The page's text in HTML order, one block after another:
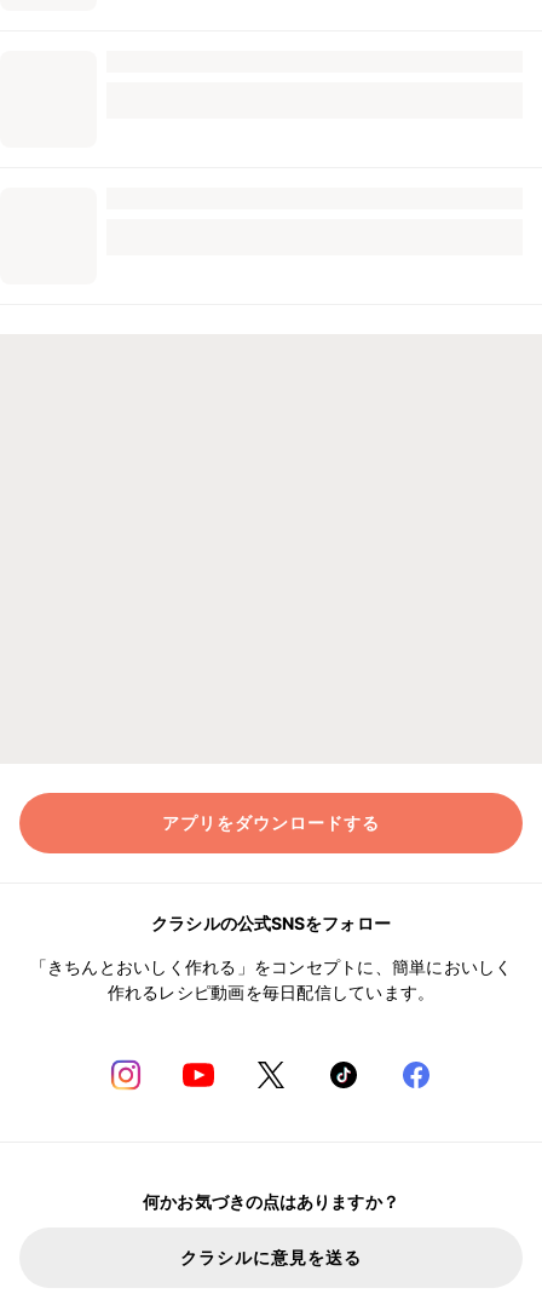
アプリをダウンロードする
クラシルの公式SNSをフォロー
「きちんとおいしく作れる」をコンセプトに、簡単においしく
作れるレシピ動画を毎日配信しています。
何かお気づきの点はありますか？
クラシルに意見を送る